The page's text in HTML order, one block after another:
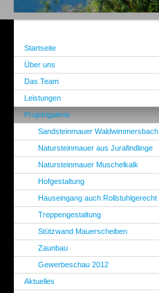
Startseite
Über uns
Das Team
Leistungen
Projektgalerie
Sandsteinmauer Waldwimmersbach
Natursteinmauer aus Jurafindlinge
Natursteinmauer Muschelkalk
Hofgestaltung
Hauseingang auch Rollstuhlgerecht
Treppengestaltung
Stützwand Mauerscheiben
Zaunbau
Gewerbeschau 2012
Aktuelles